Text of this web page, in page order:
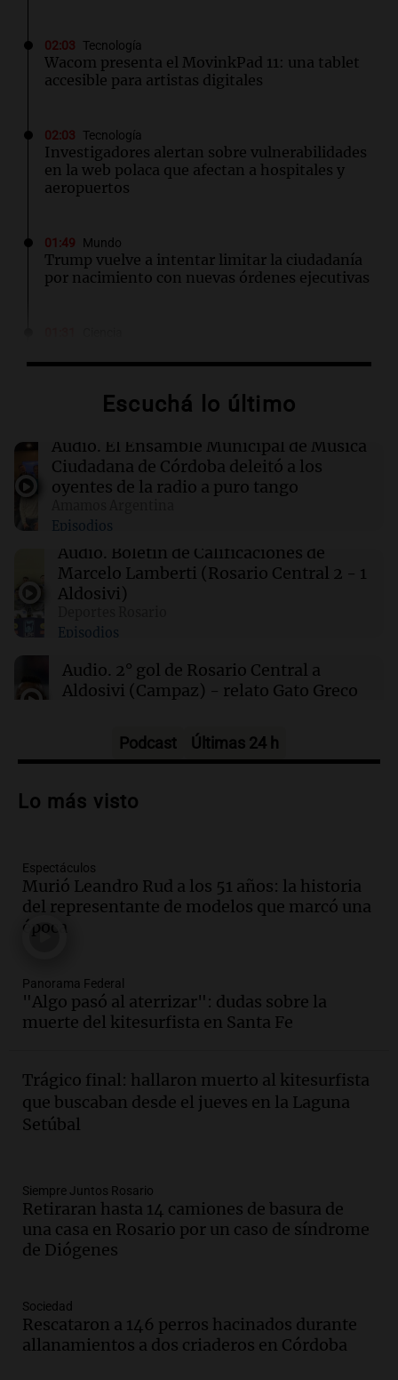
02:03 Tecnología
Wacom presenta el MovinkPad 11: una tablet
accesible para artistas digitales
02:03 Tecnología
Investigadores alertan sobre vulnerabilidades
en la web polaca que afectan a hospitales y
aeropuertos
01:49 Mundo
Trump vuelve a intentar limitar la ciudadanía
por nacimiento con nuevas órdenes ejecutivas
Ötzi, el hombre de hielo de 5.300 años
China se prepara para el tifón Dolphin; cierran
escuelas y actividades turísticas en varias
provincias
00:32 Clima
Clima en Salta: cómo estará el tiempo este
sábado 8 de agosto
Clima en Tucumán: cómo estará el tiempo
Escuchá lo último
Audio. El Ensamble Municipal de Música
Ciudadana de Córdoba deleitó a los
oyentes de la radio a puro tango
Episodios
Audio. Boletín de Calificaciones de
Marcelo Lamberti (Rosario Central 2 - 1
Aldosivi)
Episodios
Audio. 2° gol de Rosario Central a
Aldosivi (Campaz) - relato Gato Greco
Audio.Nuevo desarrollo urbano y casa
en Villa María
Audio.
la Bulaya abrirá sus puertas mañana con
diversas actividades y sorpresas
Panorama Federal
edificios y proyecta una casa del
estudiante con 48 municipios
involucrados
Episodios
Audio.1° gol de Rosario Central a
Aldosivi (Zalazar en contra) - relato
Gato Greco
Audio.Recomendaciones de vino
bonarda para disfrutar el fin de semana
en Mendoza
Panorama Federal
Audio.
en la Sociedad Rural de Bulaya con
actividades para toda la familia
Podcast Últimas 24 h
Lo más visto
Espectáculos
Murió Leandro Rud a los 51 años: la historia
del representante de modelos que marcó una
época
Panorama Federal
"Algo pasó al aterrizar": dudas sobre la
muerte del kitesurfista en Santa Fe
Trágico final: hallaron muerto al kitesurfista
que buscaban desde el jueves en la Laguna
Setúbal
Siempre Juntos Rosario
Retiraran hasta 14 camiones de basura de
una casa en Rosario por un caso de síndrome
de Diógenes
Sociedad
Rescataron a 146 perros hacinados durante
allanamientos a dos criaderos en Córdoba